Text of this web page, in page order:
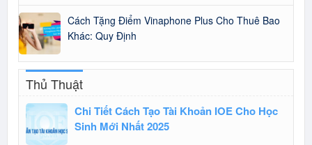
Cách Tặng Điểm Vinaphone Plus Cho Thuê Bao
Khác: Quy Định
Thủ Thuật
Chi Tiết Cách Tạo Tài Khoản IOE Cho Học
Sinh Mới Nhất 2025